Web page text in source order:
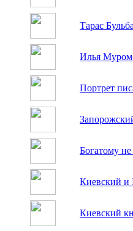
Тарас Бульба
Илья
Портрет
Богатому
Киевский и
Киевский